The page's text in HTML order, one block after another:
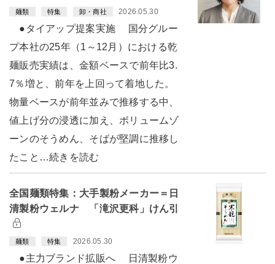
麺類 特集 卸・商社 2026.05.30
●タイアップ提案実施 国分グルー
プ本社の25年（1～12月）における乾
麺販売実績は、金額ベースで前年比3.
7％増と、前年を上回って着地した。
物量ベースが前年並みで推移する中、
値上げ分の浸透に加え、ボリュームゾ
ーンのそうめん、そばが堅調に推移し
たこと…続きを読む
全国麺類特集：大手製粉メーカー＝日
清製粉ウェルナ 「滝沢更科」けん引
麺類 特集 2026.05.30
●主力ブランド拡販へ 日清製粉ウ